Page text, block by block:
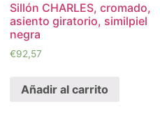
Sillón CHARLES, cromado,
asiento giratorio, similpiel
negra
€92,57
Añadir al carrito